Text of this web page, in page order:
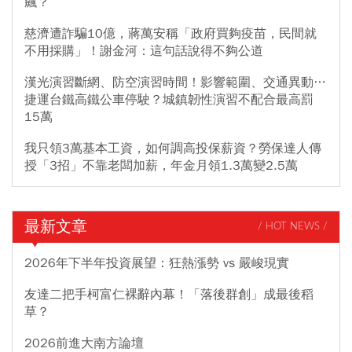
慈濟遭詐騙10億，蔣萬安稱「政府買夠疫苗，民間就
不用採購」！謝金河：這句話說得不夠公道
漢光演習斷網、防空演習時間！影響範圍、交通異動…
捷運台鐵高鐵公車停駛？城鎮韌性演習不配合最高罰
15萬
我只領3萬基本工資，如何調高投保薪資？勞保達人傳
授「3招」不靠老闆加薪，年金月領1.3萬變2.5萬
最新文章 / HOT NEWS /
2026年下半年投資展望：狂熱漲勢 vs 嚴峻現實
友達二把手柯富仁裸辭內幕！「落後群創」成最後稻
草？
2026前進大南方論壇